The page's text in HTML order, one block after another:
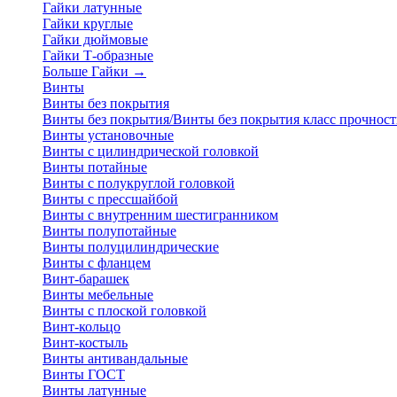
Гайки латунные
Гайки круглые
Гайки дюймовые
Гайки Т-образные
Больше Гайки →
Винты
Винты без покрытия
Винты без покрытия/Винты без покрытия класс
Винты установочные
Винты с цилиндрической головкой
Винты потайные
Винты с полукруглой головкой
Винты с прессшайбой
Винты с внутренним шестигранником
Винты полупотайные
Винты полуцилиндрические
Винты с фланцем
Винт-барашек
Винты мебельные
Винты с плоской головкой
Винт-кольцо
Винт-костыль
Винты антивандальные
Винты ГОСТ
Винты латунные